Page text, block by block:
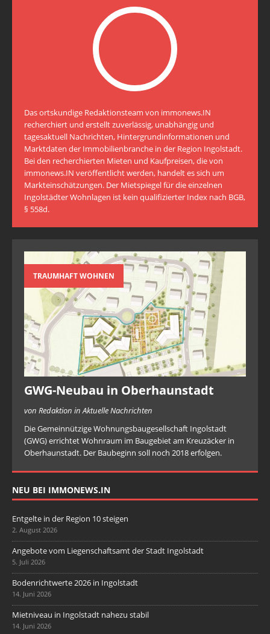
Das ortskundige Redaktionsteam von immonews.IN
recherchiert und erstellt zuverlässig, unabhängig und
tagesaktuell Nachrichten, Hintergrundinformationen und
Marktdaten der Immobilienbranche in der Region Ingolstadt.
Bei den recherchierten Mieten und Kaufpreisen, die von
immonews.IN veröffentlicht werden, handelt es sich um
Markteinschätzungen. Der Mietspiegel für die einzelnen
Ingolstädter Wohnlagen ist kein qualifizierter Index nach BGB,
§ 558d.
TRAUMHAFT WOHNEN
GWG-Neubau in Oberhaunstadt
von Redaktion in Aktuelle Nachrichten
Die Gemeinnützige Wohnungsbaugesellschaft Ingolstadt
(GWG) errichtet Wohnraum im Baugebiet am Kreuzäcker in
Oberhaunstadt. Der Baubeginn soll noch 2018 erfolgen.
NEU BEI IMMONEWS.IN
Entgelte in der Region 10 steigen
2. August 2026
Angebote vom Liegenschaftsamt der Stadt Ingolstadt
5. Juli 2026
Bodenrichtwerte 2026 in Ingolstadt
14. Juni 2026
Mietniveau in Ingolstadt nahezu stabil
14. Juni 2026